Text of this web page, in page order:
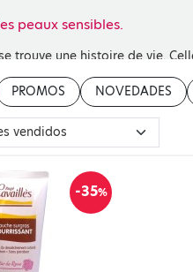
peaux sensibles.
trouve une histoire de vie.
Monsieur Cavaillès sa
qu’en 1924 que l’officine
Près d’un siècle plus
produits dans un souci
formulations enrichies en
PROMOS NOVEDADES
-35%